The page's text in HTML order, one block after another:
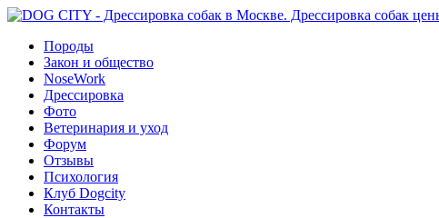
Породы
Закон и общество
NoseWork
Дрессировка
Фото
Ветеринария и уход
Форум
Отзывы
Психология
Клуб Dogcity
Контакты